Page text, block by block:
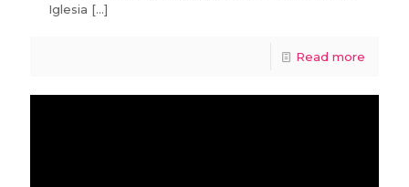
Iglesia […]
Read more